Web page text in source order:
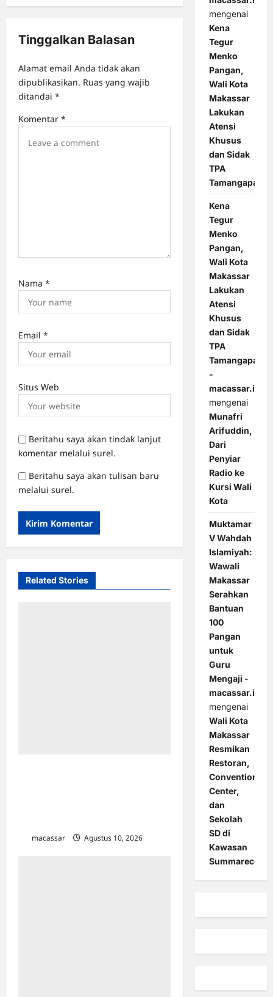
a
g
a
t
i
Tinggalkan Balasan
Alamat email Anda tidak akan
dipublikasikan. Ruas yang wajib
ditandai *
Komentar *
Nama *
Email *
Situs Web
Beritahu saya akan tindak lanjut
komentar melalui surel.
Beritahu saya akan tulisan baru
melalui surel.
Related Stories
macassar Agustus 10, 2026
mengenai
Kena
Tegur
Menko
Pangan,
Wali Kota
Makassar
Lakukan
Atensi
Khusus
dan Sidak
TPA
Tamangapa
Kena
Tegur
Menko
Pangan,
Wali Kota
Makassar
Lakukan
Atensi
Khusus
dan Sidak
TPA
Tamangapa
-
macassar.id
mengenai
Munafri
Arifuddin,
Dari
Penyiar
Radio ke
Kursi Wali
Kota
Muktamar
V Wahdah
Islamiyah:
Wawali
Makassar
Serahkan
Bantuan
100
Pangan
untuk
Guru
Mengaji -
macassar.id
mengenai
Wali Kota
Makassar
Resmikan
Restoran,
Convention
Center,
dan
Sekolah
SD di
Kawasan
Summarecon